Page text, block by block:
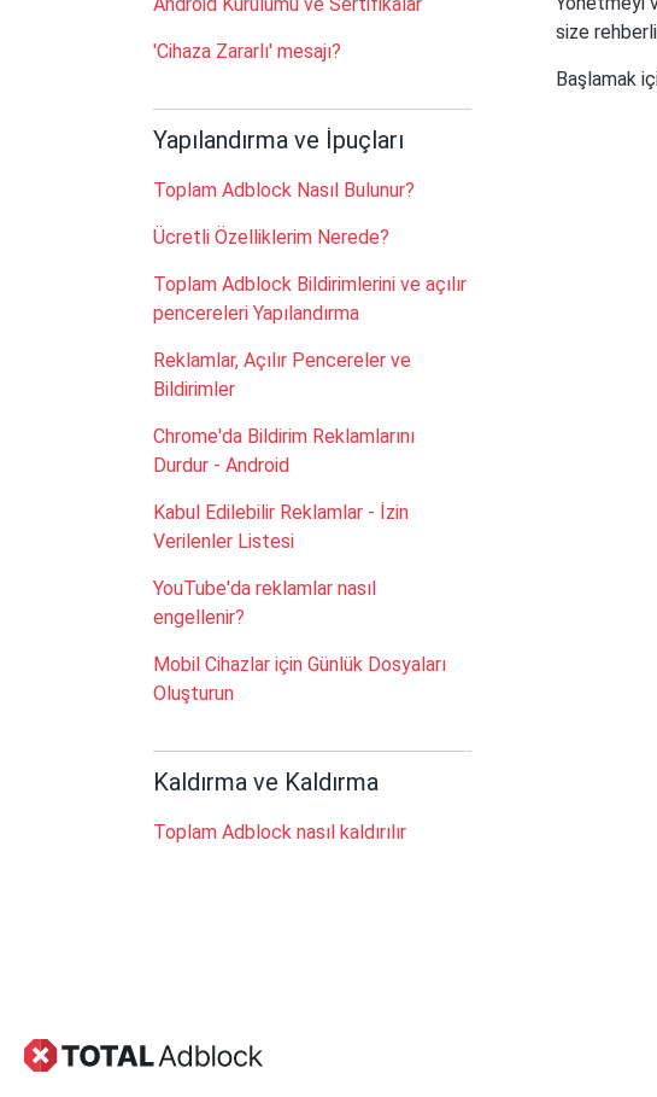
'Cihaza Zararlı' mesajı?
Yapılandırma ve İpuçları
Toplam Adblock Nasıl Bulunur?
Ücretli Özelliklerim Nerede?
Toplam Adblock Bildirimlerini ve açılır
pencereleri Yapılandırma
Reklamlar, Açılır Pencereler ve
Bildirimler
Chrome'da Bildirim Reklamlarını
Durdur - Android
Kabul Edilebilir Reklamlar - İzin
Verilenler Listesi
YouTube'da reklamlar nasıl
engellenir?
Mobil Cihazlar için Günlük Dosyaları
Oluşturun
Kaldırma ve Kaldırma
Toplam Adblock nasıl kaldırılır
size
Başlamak